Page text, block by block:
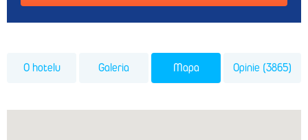
O hotelu Galeria Mapa Opinie (3865)